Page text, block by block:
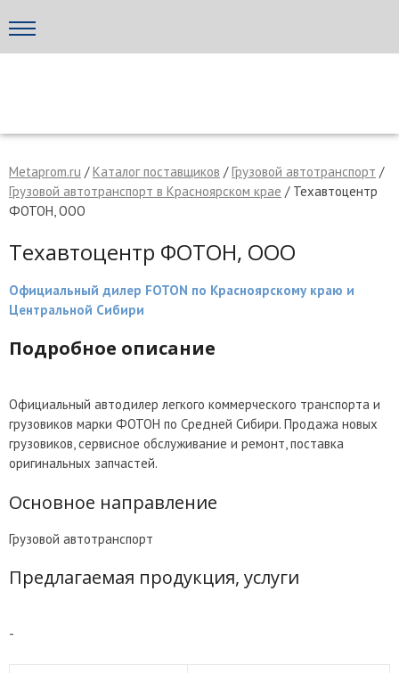
МЕТАПРОМ - российский торгово-промышленный портал
Написать поставщику
Metaprom.ru /Каталог поставщиков /Грузовой автотранспорт /
Грузовой автотранспорт в Красноярском крае / Техавтоцентр
ФОТОН, ООО
Техавтоцентр ФОТОН, ООО
Официальный дилер FOTON по Красноярскому краю и
Центральной Сибири
Подробное описание
Официальный автодилер легкого коммерческого транспорта и
грузовиков марки ФОТОН по Средней Сибири. Продажа новых
грузовиков, сервисное обслуживание и ремонт, поставка
оригинальных запчастей.
Основное направление
Грузовой автотранспорт
Предлагаемая продукция, услуги
-